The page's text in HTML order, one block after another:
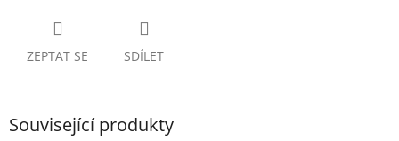
ZEPTAT SE SDÍLET
Související produkty